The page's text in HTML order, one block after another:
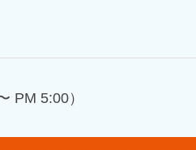
PM 5:00）